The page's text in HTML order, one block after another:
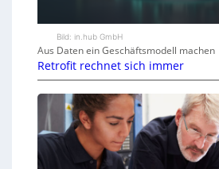
Bild: in.hub GmbH
Aus Daten ein Geschäftsmodell machen
Retrofit rechnet sich immer